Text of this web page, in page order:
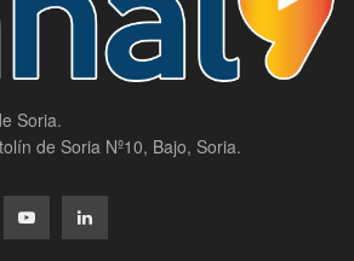
Soria.
de Soria Nº10, Bajo, Soria.